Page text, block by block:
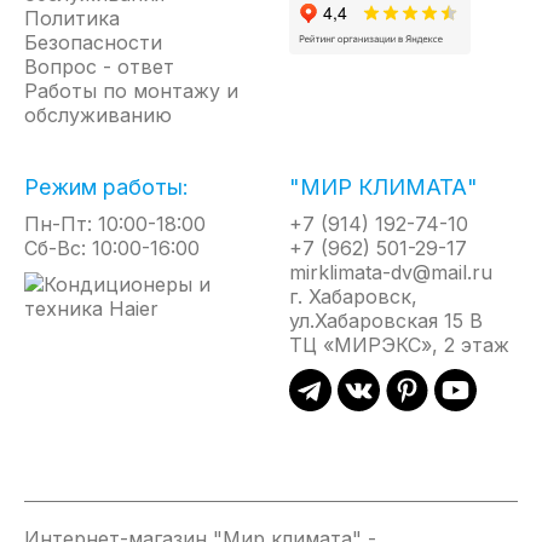
● Плазменная очистка воздуха Cold Plasma Ion Generator*;
● Ultra Hi Density, Silver ion* и фотокаталитический* фильтры;
● 5 скоростей вентилятора внутреннего блока;
● 4D AUTO Air (автоматические вертикальные и горизонтальные жалюзи);
● Режимы Sleep, Smart, Super, Dimmer, функция I Feel;
● Защитная накладка на вентили внешнего блока;
● Двустороннее подключение дренажа (левое или правое);
● Авторестарт, самодиагностика.
*для моделей 13k, 18k, 24k и 30k - опция.
Политика
Безопасности
Вопрос - ответ
Работы по монтажу и
обслуживанию
Режим работы:
Пн-Пт: 10:00-18:00
Сб-Вс: 10:00-16:00
"МИР КЛИМАТА"
+7 (914) 192-74-10
+7 (962) 501-29-17
mirklimata-dv@mail.ru
г. Хабаровск,
ул.Хабаровская 15 В
ТЦ «МИРЭКС», 2 этаж